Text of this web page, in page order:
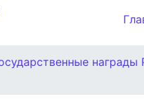
награды